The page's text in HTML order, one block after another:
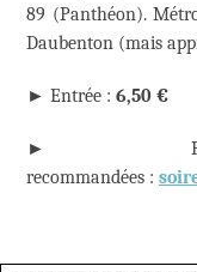
89 (Panthéon).
Daubenton (mais
► Entrée : 6,50 €
►
recommandées :